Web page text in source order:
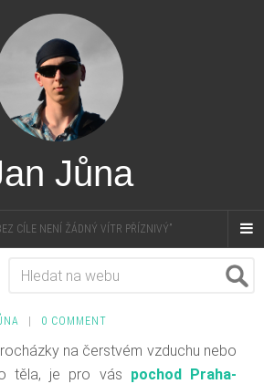
Jůna
CÍLE NENÍ ŽÁDNÝ VÍTR PŘÍZNIVÝ”
0 COMMENT
na čerstvém vzduchu nebo
těla, je pro vás pochod Praha-